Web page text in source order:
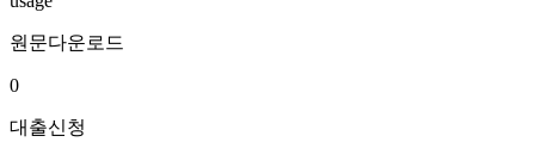
원문다운로드
0
대출신청